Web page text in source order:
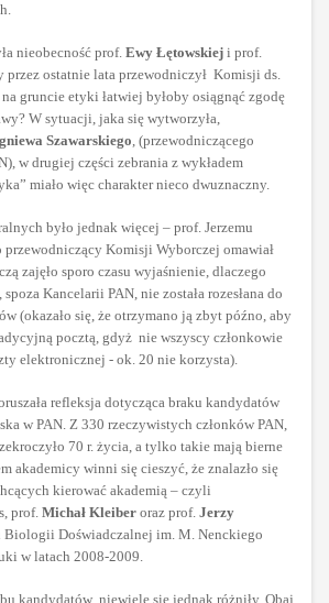
nieobecność prof. Ewy Łętowskiej i prof.
przez ostatnie lata przewodniczył Komisji ds.
gruncie etyki łatwiej byłoby osiągnąć zgodę
W sytuacji, jaka się wytworzyła,
Szawarskiego, (przewodniczącego
w drugiej części zebrania z wykładem
miało więc charakter nieco dwuznaczny.
było jednak więcej – prof. Jerzemu
Komisji Wyborczej omawiał
zajęło sporo czasu wyjaśnienie, dlaczego
Kancelarii PAN, nie została rozesłana do
(okazało się, że otrzymano ją zbyt późno, aby
pocztą, gdyż nie wszyscy członkowie
elektronicznej - ok. 20 nie korzysta).
refleksja dotycząca braku kandydatów
w PAN. Z 330 rzeczywistych członków PAN,
70 r. życia, a tylko takie mają bierne
akademicy winni się cieszyć, że znalazło się
kierować akademią – czyli
prof. Michał Kleiber oraz prof. Jerzy
Biologii Doświadczalnej im. M. Nenckiego
w latach 2008-2009.
kandydatów niewiele się jednak różniły. Obaj